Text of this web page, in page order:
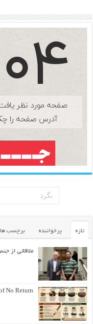
تازه پرخواننده برچسب ها
ملاقاتی از
No Return